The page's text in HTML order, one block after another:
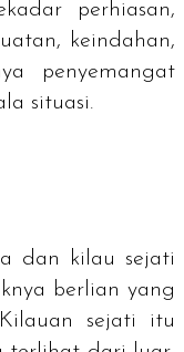
perhiasan,
keindahan,
penyemangat
situasi.
dan kilau sejati
berlian yang
sejati itu